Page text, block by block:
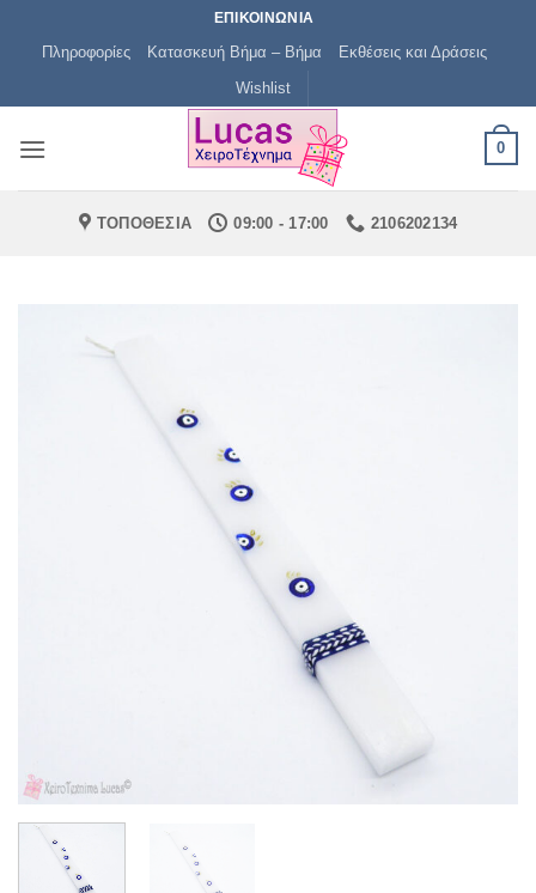
ΕΠΙΚΟΙΝΩΝΙΑ
Πληροφορίες Κατασκευή Βήμα – Βήμα
Εκθέσεις και Δράσεις
Wishlist
0
ΤΟΠΟΘΕΣΙΑ 09:00 - 17:00 2106202134